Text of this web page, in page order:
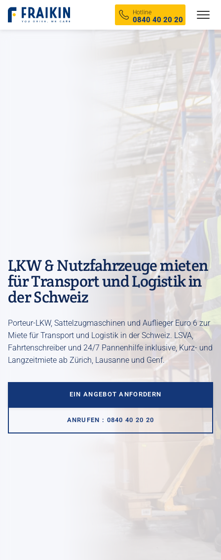
Fraikin Hotline
0840 40 20 20
Fahrzeug-Leasing
Alle Dienstleistungen
LKW & Nutzfahrzeuge mieten
für Transport und Logistik in
der Schweiz
Porteur-LKW, Sattelzugmaschinen und Auflieger Euro 6 zur
Miete für Transport und Logistik in der Schweiz. LSVA,
Fahrtenschreiber und 24/7 Pannenhilfe inklusive, Kurz- und
Langzeitmiete ab Zürich, Lausanne und Genf.
EIN ANGEBOT ANFORDERN
ANRUFEN : 0840 40 20 20